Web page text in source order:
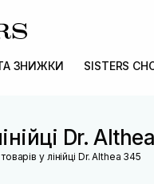
ТА ЗНИЖКИ SISTERS
Dr.
у лінійці Dr. Althea 345